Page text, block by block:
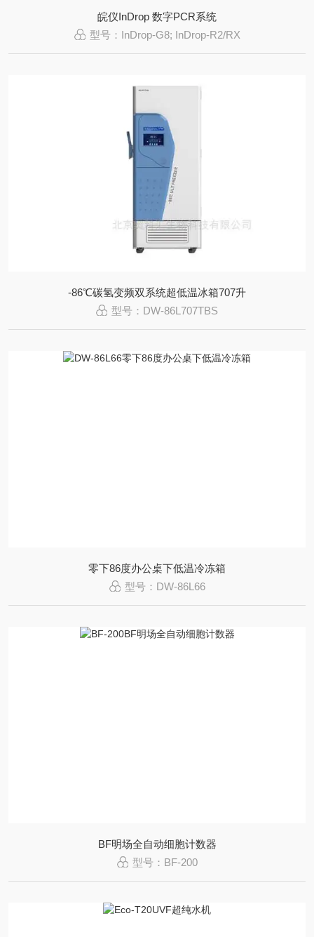
皖仪InDrop 数字PCR系统
型号：InDrop-G8; InDrop-R2/RX
-86℃碳氢变频双系统超低温冰箱707升
型号：DW-86L707TBS
零下86度办公桌下低温冷冻箱
型号：DW-86L66
BF明场全自动细胞计数器
型号：BF-200